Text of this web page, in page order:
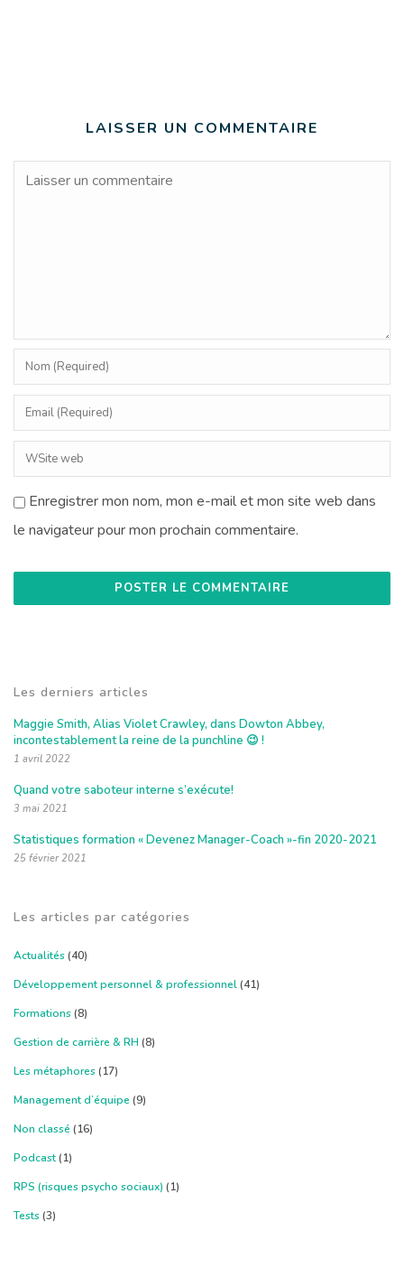
LAISSER UN COMMENTAIRE
Enregistrer mon nom, mon e-mail et mon site web dans
le navigateur pour mon prochain commentaire.
Les derniers articles
Maggie Smith, Alias Violet Crawley, dans Dowton Abbey,
incontestablement la reine de la punchline 😉 !
1 avril 2022
Quand votre saboteur interne s’exécute!
3 mai 2021
Statistiques formation « Devenez Manager-Coach »-fin 2020-2021
25 février 2021
Les articles par catégories
Actualités(40)
Développement personnel & professionnel(41)
Formations(8)
Gestion de carrière & RH (8)
Les métaphores(17)
Management d’équipe (9)
Non classé (16)
Podcast(1)
RPS (risques psycho sociaux) (1)
Tests(3)